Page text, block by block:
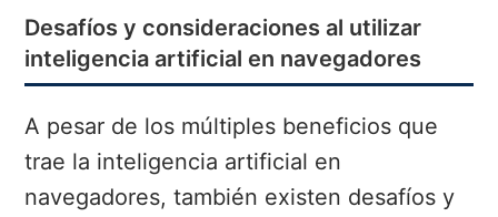
Desafíos y consideraciones al utilizar
inteligencia artificial en navegadores
A pesar de los múltiples beneficios que
trae la inteligencia artificial en
navegadores, también existen desafíos y